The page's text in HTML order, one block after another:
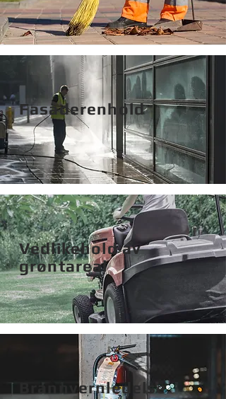
Fasaderenhold
Vedlikehold av
grøntareal
Brannvernledelse